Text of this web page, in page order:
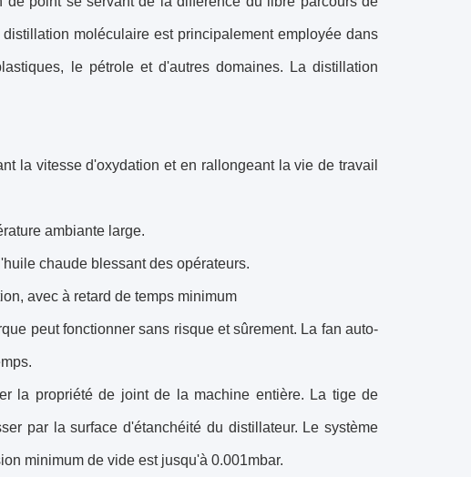
moléculaire est principalement employée dans
le pétrole et d'autres domaines. La distillation
la vitesse d'oxydation et en rallongeant la vie de travail
ambiante large.
chaude blessant des opérateurs.
avec à retard de temps minimum
peut fonctionner sans risque et sûrement. La fan auto-
la propriété de joint de la machine entière. La tige de
par la surface d'étanchéité du distillateur. Le système
minimum de vide est jusqu'à 0.001mbar.